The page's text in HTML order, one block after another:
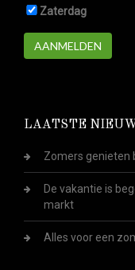
Zaterdag
AANMELDEN
LAATSTE
Zomers genieten
De vakantie is
markt
Alles voor een